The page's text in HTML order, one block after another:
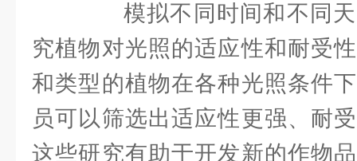
模拟不同时间和不同天
究植物对光照的适应性和耐受
和类型的植物在各种光照条件
员可以筛选出适应性更强、耐
这些研究有助于开发新的作物